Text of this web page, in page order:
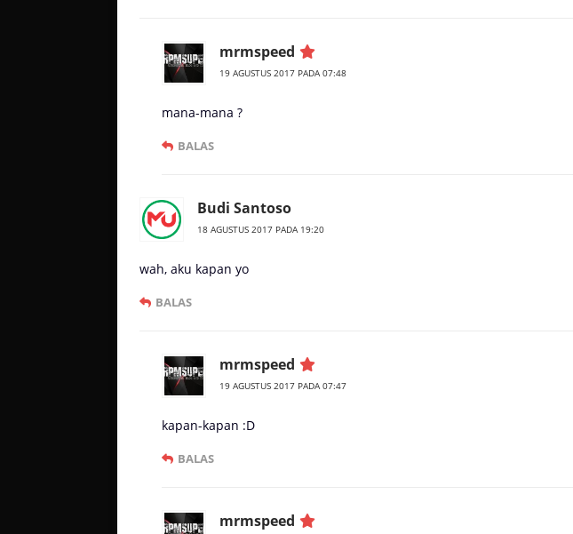
mrmspeed
19 AGUSTUS 2017 PADA 07:48
mana-mana ?
BALAS
Budi Santoso
18 AGUSTUS 2017 PADA 19:20
wah, aku kapan yo
BALAS
mrmspeed
19 AGUSTUS 2017 PADA 07:47
kapan-kapan :D
BALAS
mrmspeed